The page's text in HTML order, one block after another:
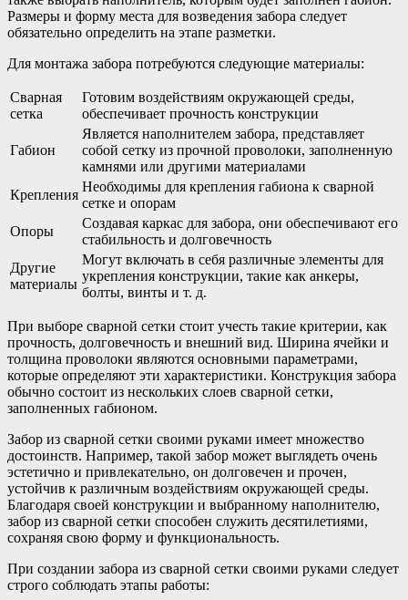
Размеры и форму места для возведения забора следует
обязательно определить на этапе разметки.
Для монтажа забора потребуются следующие материалы:
Сварная
сетка
Готовим воздействиям окружающей среды,
обеспечивает прочность конструкции
Габион
Является наполнителем забора, представляет
собой сетку из прочной проволоки, заполненную
камнями или другими материалами
Крепления
Необходимы для крепления габиона к сварной
сетке и опорам
Опоры
Создавая каркас для забора, они обеспечивают его
стабильность и долговечность
Другие
материалы
Могут включать в себя различные элементы для
укрепления конструкции, такие как анкеры,
болты, винты и т. д.
При выборе сварной сетки стоит учесть такие критерии, как
прочность, долговечность и внешний вид. Ширина ячейки и
толщина проволоки являются основными параметрами,
которые определяют эти характеристики. Конструкция забора
обычно состоит из нескольких слоев сварной сетки,
заполненных габионом.
Забор из сварной сетки своими руками имеет множество
достоинств. Например, такой забор может выглядеть очень
эстетично и привлекательно, он долговечен и прочен,
устойчив к различным воздействиям окружающей среды.
Благодаря своей конструкции и выбранному наполнителю,
забор из сварной сетки способен служить десятилетиями,
сохраняя свою форму и функциональность.
При создании забора из сварной сетки своими руками следует
строго соблюдать этапы работы: